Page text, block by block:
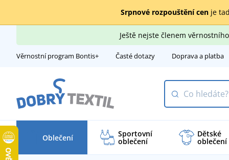
Srpnové rozpouštění cenje
Ještě nejste členem
Věrnostní program Bontis+ Časté dotazy Doprava a platba
Oblečení Sportovní
oblečení
Dětské
oblečení